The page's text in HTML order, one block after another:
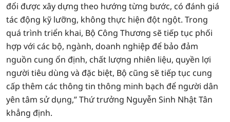
đổi được xây dựng theo hướng từng bước, có đánh giá
tác động kỹ lưỡng, không thực hiện đột ngột. Trong
quá trình triển khai, Bộ Công Thương sẽ tiếp tục phối
hợp với các bộ, ngành, doanh nghiệp để bảo đảm
nguồn cung ổn định, chất lượng nhiên liệu, quyền lợi
người tiêu dùng và đặc biệt, Bộ cũng sẽ tiếp tục cung
cấp thêm các thông tin thông minh bạch để người dân
yên tâm sử dụng,” Thứ trưởng Nguyễn Sinh Nhật Tân
khẳng định.